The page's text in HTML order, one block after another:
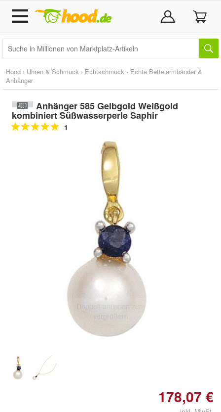
Hood › Uhren & Schmuck › Echtschmuck › Echte Bettelarmbänder &
Anhänger
Anhänger 585 Gelbgold Weißgold
kombiniert Süßwasserperle Saphir
1
Doppelt antippen zum
vergrößern
178,07 €